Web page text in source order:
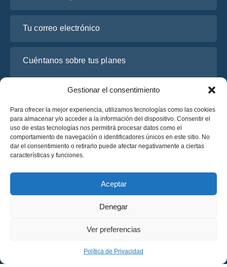
Gestionar el consentimiento
Para ofrecer la mejor experiencia, utilizamos tecnologías como las cookies
para almacenar y/o acceder a la información del dispositivo. Consentir el
uso de estas tecnologías nos permitirá procesar datos como el
comportamiento de navegación o identificadores únicos en este sitio. No
dar el consentimiento o retirarlo puede afectar negativamente a ciertas
características y funciones.
Aceptar
Denegar
Ver preferencias
Política de Privacidad
Política de Privacidad
Términos y Condiciones
He leído y acepto la
Solicite un presupuesto
Solicite un presupuesto